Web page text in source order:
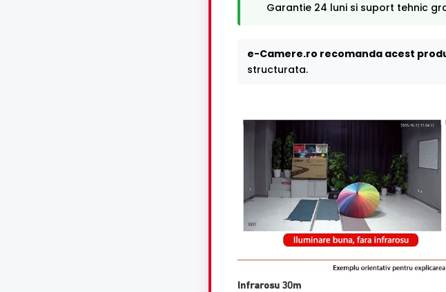
Garantie 24 luni si suport tehnic
e-Camere.ro recomanda acest
structurata.
Infrarosu 30m